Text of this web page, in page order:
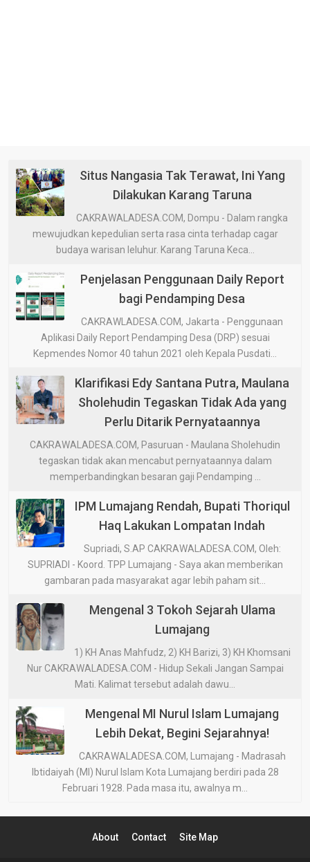
Situs Nangasia Tak Terawat, Ini Yang
Dilakukan Karang Taruna
CAKRAWALADESA.COM, Dompu - Dalam rangka
mewujudkan kepedulian serta rasa cinta terhadap cagar
budaya warisan leluhur. Karang Taruna Keca...
Penjelasan Penggunaan Daily Report
bagi Pendamping Desa
CAKRAWLADESA.COM, Jakarta - Penggunaan
Aplikasi Daily Report Pendamping Desa (DRP) sesuai
Kepmendes Nomor 40 tahun 2021 oleh Kepala Pusdati...
Klarifikasi Edy Santana Putra, Maulana
Sholehudin Tegaskan Tidak Ada yang
Perlu Ditarik Pernyataannya
CAKRAWALADESA.COM, Pasuruan - Maulana Sholehudin
tegaskan tidak akan mencabut pernyataannya dalam
memperbandingkan besaran gaji Pendamping ...
IPM Lumajang Rendah, Bupati Thoriqul
Haq Lakukan Lompatan Indah
Supriadi, S.AP CAKRAWALADESA.COM, Oleh:
SUPRIADI - Koord. TPP Lumajang - Saya akan memberikan
gambaran pada masyarakat agar lebih paham sit...
Mengenal 3 Tokoh Sejarah Ulama
Lumajang
1) KH Anas Mahfudz, 2) KH Barizi, 3) KH Khomsani
Nur CAKRAWALADESA.COM - Hidup Sekali Jangan Sampai
Mati. Kalimat tersebut adalah dawu...
Mengenal MI Nurul Islam Lumajang
Lebih Dekat, Begini Sejarahnya!
CAKRAWALADESA.COM, Lumajang - Madrasah
Ibtidaiyah (MI) Nurul Islam Kota Lumajang berdiri pada 28
Februari 1928. Pada masa itu, awalnya m...
About Contact Site Map